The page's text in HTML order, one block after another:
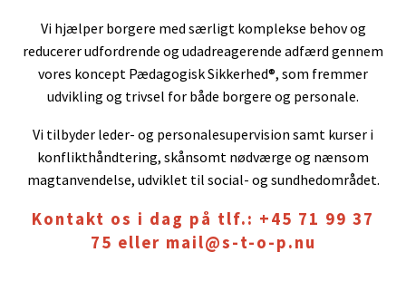
Vi hjælper borgere med særligt komplekse behov og
reducerer udfordrende og udadreagerende adfærd gennem
vores koncept Pædagogisk Sikkerhed®, som fremmer
udvikling og trivsel for både borgere og personale.
Vi tilbyder leder- og personalesupervision samt kurser i
konflikthåndtering, skånsomt nødværge og nænsom
magtanvendelse, udviklet til social- og sundhedområdet.
Kontakt os i dag på tlf.: +45 71 99 37
75 eller mail@s-t-o-p.nu